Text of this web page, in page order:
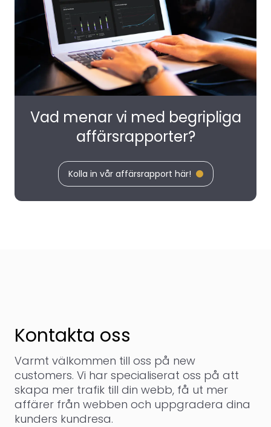
Vad menar vi med begripliga
affärsrapporter?
Kolla in vår affärsrapport här!
Kontakta oss
Varmt välkommen till oss på new
customers. Vi har specialiserat oss på att
skapa mer trafik till din webb, få ut mer
affärer från webben och uppgradera dina
kunders kundresa.